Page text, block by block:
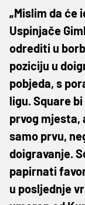
„Mislim da će
Uspinjače
odrediti u
poziciju u
pobjeda, s
ligu. Square
prvog mjesta,
samo prvu,
doigravanje.
papirnati
u posljednje